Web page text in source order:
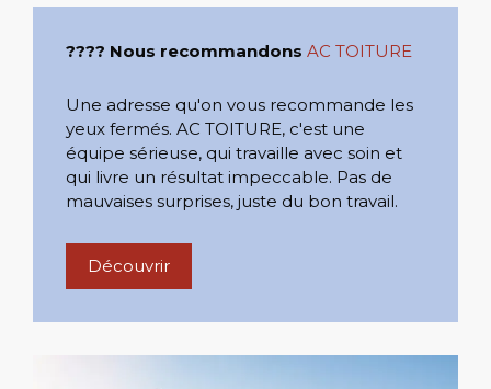
???? Nous recommandons AC TOITURE
Une adresse qu'on vous recommande les
yeux fermés. AC TOITURE, c'est une
équipe sérieuse, qui travaille avec soin et
qui livre un résultat impeccable. Pas de
mauvaises surprises, juste du bon travail.
Découvrir